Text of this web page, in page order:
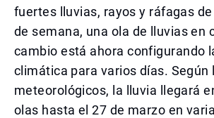
fuertes lluvias, rayos y ráfagas
de semana, una ola de lluvias en
cambio está ahora configurando
climática para varios días. Según
meteorológicos, la lluvia llegará
olas hasta el 27 de marzo en